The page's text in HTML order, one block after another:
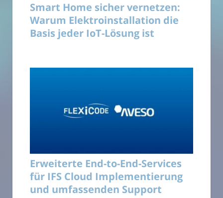
Smart Home sicher vernetzen:
Warum Elektroinstallation die
Basis jeder IoT-Lösung ist
Erweiterte End-to-End-Services
für IFS Cloud Implementierung
und umfassenden Support